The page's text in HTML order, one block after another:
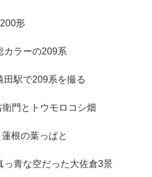
形
カラーの209系
田駅で209系を撮る
門とトウモロコシ畑
根の葉っぱと
っ青な空だった大佐倉3景